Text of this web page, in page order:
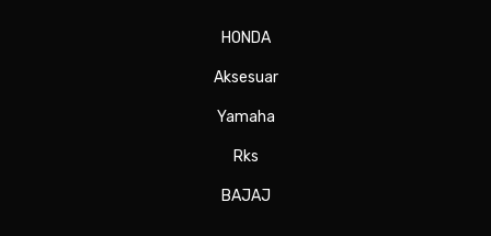
HONDA
Aksesuar
Yamaha
Rks
BAJAJ